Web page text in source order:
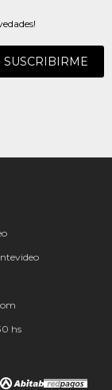
hs
SUSCRIBIRME